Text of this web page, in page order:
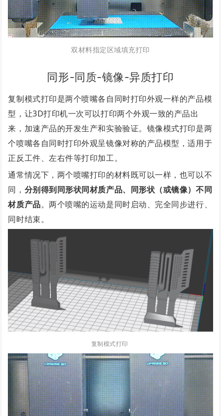
双材料指定区域填充打印
同形-同质-镜像-异质打印
复制模式打印是两个喷嘴各自同时打印外观一样的产品模
型，让3D打印机一次可以打印两个外观一致的产品出
来，加速产品的开发生产和实验验证。 镜像模式打印是两
个喷嘴各自同时打印外观呈镜像对称的产品模型，适用于
正反工件、左右件等打印加工。
通常情况下，两个喷嘴打印的材料既可以一样，也可以不
同， 分别得到同形状同材质产品、同形状（或镜像）不同
材质产品。两个喷嘴的运动是同时启动、完全同步进行、
同时结束。
复制模式打印